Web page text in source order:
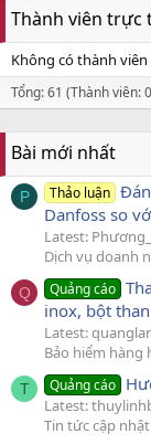
Thành viên trực
Không có thành
Tổng: 61 (Thành viên:
Bài mới nhất
P Thảo luận
Danfoss so
Latest:
Dịch vụ doanh
Q Quảng cáo
inox, bột
Latest:
Bảo hiểm hàng
T Quảng cáo
Latest:
Tin tức cập nhật